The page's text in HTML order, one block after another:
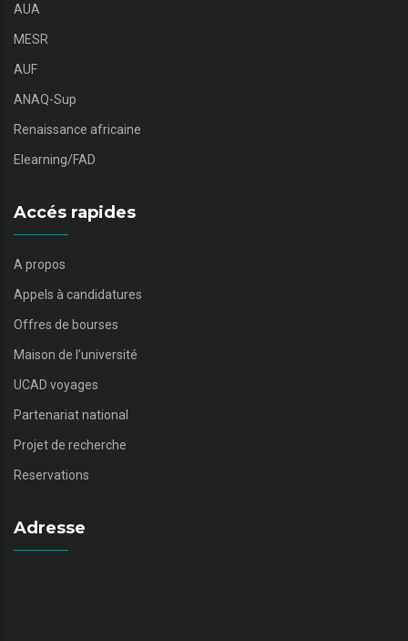
AUA
MESR
AUF
ANAQ-Sup
Renaissance africaine
Elearning/FAD
Accés rapides
A propos
Appels à candidatures
Offres de bourses
Maison de l’université
UCAD voyages
Partenariat national
Projet de recherche
Reservations
Adresse